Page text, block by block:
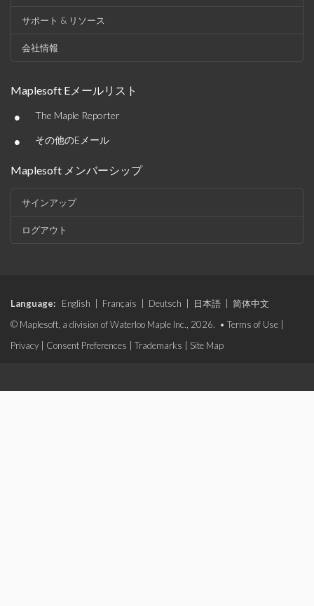
サポート & リソース
会社情報
Maplesoft Eメールリスト
• The Maple Reporter
• その他のEメール
Maplesoft メンバーシップ
サインアップ
ログアウト
Language: English Français Deutsch 日本語
简体中文
© Maplesoft, a division of Waterloo Maple Inc., 2026. • Terms of Use
Privacy
Consent Preferences Trademarks Site Map